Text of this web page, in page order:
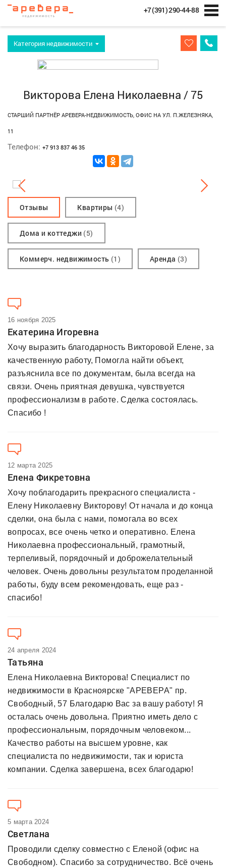
+7 (391) 290-44-88
Категория недвижимости
Викторова Елена Николаевна / 75
СТАРШИЙ ПАРТНЁР АРЕВЕРА-НЕДВИЖИМОСТЬ, ОФИС НА УЛ. П.ЖЕЛЕЗНЯКА,
11
Телeфон: +7 913 837 46 35
Отзывы Квартиры (4)
Дома и коттеджи (5)
Коммерч. недвижимость (1) Аренда (3)
16 ноября 2025
Екатерина Игоревна
Хочу выразить благодарность Викторовой Елене, за
качественную работу, Помогла найти объект,
разъяснила все по документам, была всегда на
связи. Очень приятная девушка, чувствуется
профессионализм в работе. Сделка состоялась.
Спасибо !
12 марта 2025
Елена Фикретовна
Хочу поблагодарить прекрасного специалиста -
Елену Николаевну Викторову! От начала и до конца
сделки, она была с нами, помогала во всех
вопросах, все очень четко и оперативно. Елена
Николаевна профессиональный, грамотный,
терпеливый, порядочный и доброжелательный
человек. Очень довольны результатом проделанной
работы, буду всем рекомендовать, еще раз -
спасибо!
24 апреля 2024
Татьяна
Елена Николаевна Викторова! Специалист по
недвижимости в Красноярске "АРЕВЕРА" пр.
Свободный, 57 Благодарю Вас за вашу работу! Я
осталась очень довольна. Приятно иметь дело с
профессиональным, порядочным человеком...
Качество работы на высшем уровне, как
специалиста по недвижимости, так и юриста
компании. Сделка завершена, всех благодарю!
5 марта 2024
Светлана
Проводили сделку совместно с Еленой (офис на
Свободном). Спасибо за сотрудничество. Всё очень